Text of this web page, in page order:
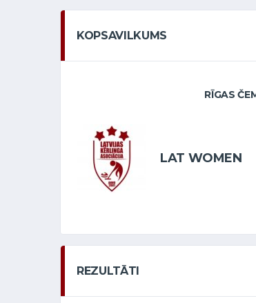
KOPSAVILKUMS
RĪGAS
LAT WOMEN
REZULTĀTI